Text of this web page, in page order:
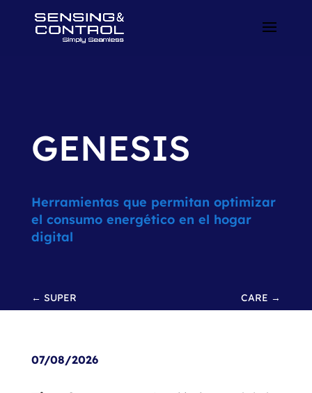
GENESIS
Herramientas que permitan optimizar
el consumo energético en el hogar
digital
← SUPER CARE →
07/08/2026